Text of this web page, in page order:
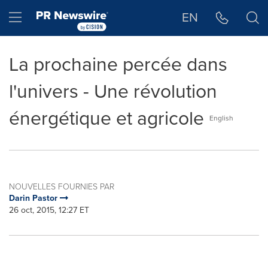
Hamburger menu EN
La prochaine percée dans
l'univers - Une révolution
énergétique et agricole
English
NOUVELLES FOURNIES PAR
Darin Pastor
26 oct, 2015, 12:27 ET